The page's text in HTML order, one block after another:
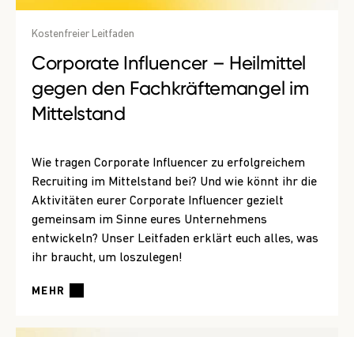
Kostenfreier Leitfaden
Corporate Influencer – Heilmittel
gegen den Fachkräftemangel im
Mittelstand
Wie tragen Corporate Influencer zu erfolgreichem
Recruiting im Mittelstand bei? Und wie könnt ihr die
Aktivitäten eurer Corporate Influencer gezielt
gemeinsam im Sinne eures Unternehmens
entwickeln? Unser Leitfaden erklärt euch alles, was
ihr braucht, um loszulegen!
MEHR